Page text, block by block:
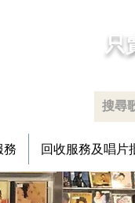
只
務 回收服務及唱片